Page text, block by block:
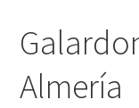
Almería